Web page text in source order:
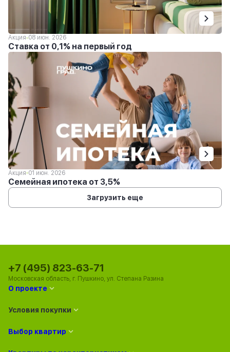
Акция 08 июн. 2026
Ставка от 0,1% на первый год
Акция 01 июн. 2026
Семейная ипотека от 3,5%
Загрузить еще
О проекте
Условия покупки
Выбор квартир
+7 (495) 823-63-71
Московская область, г. Пушкино, ул. Степана Разина